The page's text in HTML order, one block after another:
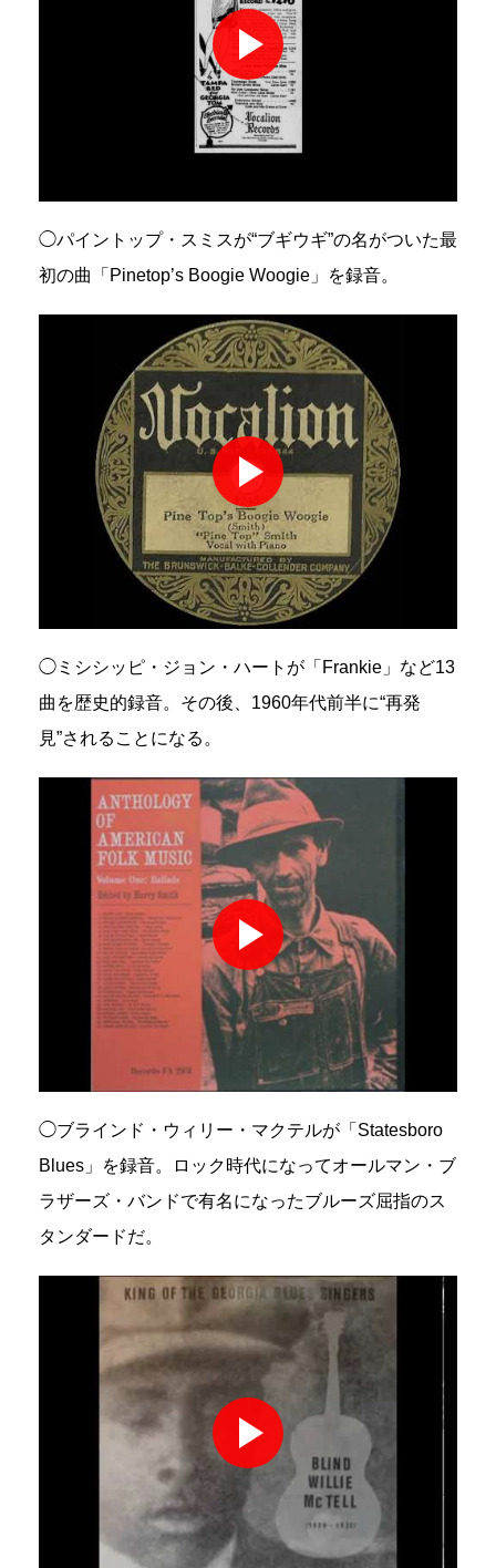
◯パイントップ・スミスが“ブギウギ”の名がついた最
初の曲「Pinetop’s Boogie Woogie」を録音。
◯ミシシッピ・ジョン・ハートが「Frankie」など13
曲を歴史的録音。その後、1960年代前半に“再発
見”されることになる。
◯ブラインド・ウィリー・マクテルが「Statesboro
Blues」を録音。ロック時代になってオールマン・ブ
ラザーズ・バンドで有名になったブルーズ屈指のス
タンダードだ。